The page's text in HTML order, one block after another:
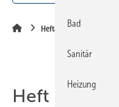
Heftarchiv
Heft 08-2025
Bad
Sanitär
Heizung